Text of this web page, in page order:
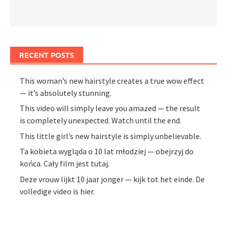
RECENT POSTS
This woman’s new hairstyle creates a true wow effect
— it’s absolutely stunning.
This video will simply leave you amazed — the result
is completely unexpected. Watch until the end.
This little girl’s new hairstyle is simply unbelievable.
Ta kobieta wygląda o 10 lat młodziej — obejrzyj do
końca. Cały film jest tutaj.
Deze vrouw lijkt 10 jaar jonger — kijk tot het einde. De
volledige video is hier.